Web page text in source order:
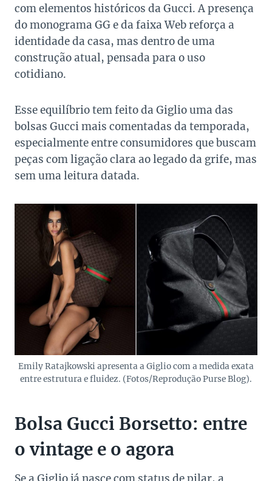
com elementos históricos da Gucci. A presença
do monograma GG e da faixa Web reforça a
identidade da casa, mas dentro de uma
construção atual, pensada para o uso
cotidiano.
Esse equilíbrio tem feito da Giglio uma das
bolsas Gucci mais comentadas da temporada,
especialmente entre consumidores que buscam
peças com ligação clara ao legado da grife, mas
sem uma leitura datada.
Emily Ratajkowski apresenta a Giglio com a medida exata
entre estrutura e fluidez. (Fotos/Reprodução Purse Blog).
Bolsa Gucci Borsetto: entre
o vintage e o agora